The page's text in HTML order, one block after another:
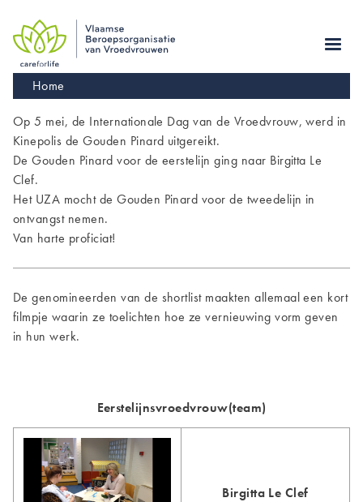
main
navigation
Kruimelpad
Home
Op 5 mei, de Internationale Dag van de Vroedvrouw, werd in
Kinepolis de Gouden Pinard uitgereikt.
De Gouden Pinard voor de eerstelijn ging naar Birgitta Le
Clef.
Het UZA mocht de Gouden Pinard voor de tweedelijn in
ontvangst nemen.
Van harte proficiat!
De genomineerden van de shortlist maakten allemaal een kort
filmpje waarin ze toelichten hoe ze vernieuwing vorm geven
in hun werk.
Eerstelijnsvroedvrouw(team)
Birgitta Le Clef